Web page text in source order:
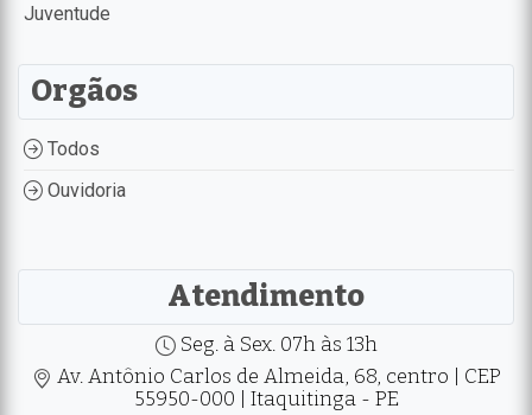
Juventude
Orgãos
Todos
Ouvidoria
Atendimento
Seg. à Sex. 07h às 13h
Av. Antônio Carlos de Almeida, 68, centro | CEP
55950-000 | Itaquitinga - PE